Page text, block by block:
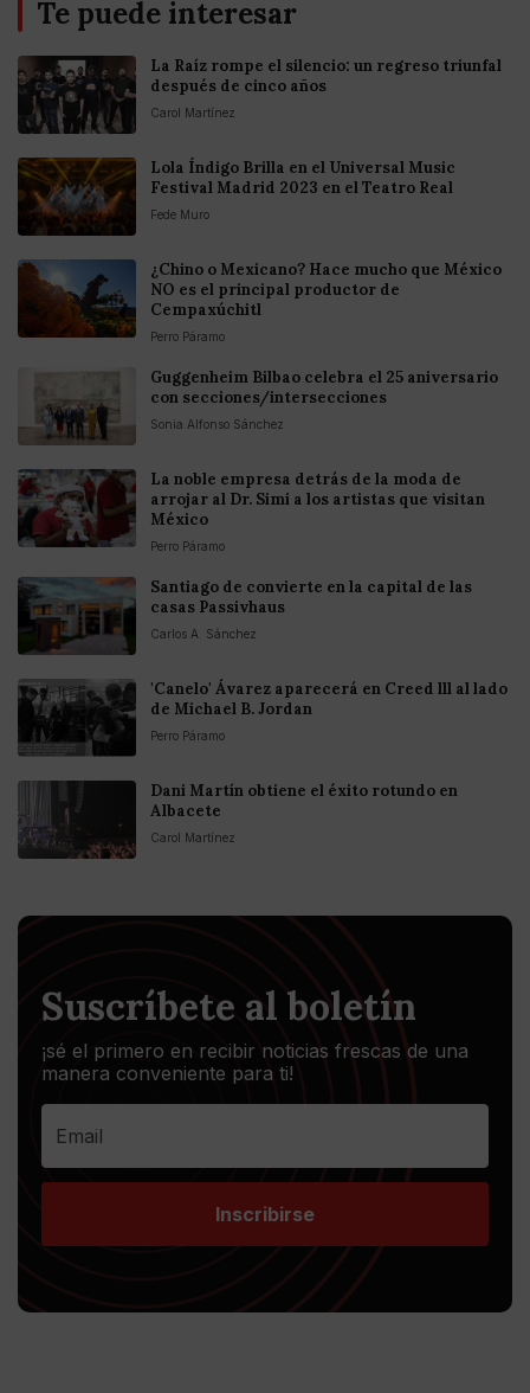
Te puede interesar
La Raíz rompe el silencio: un regreso triunfal
después de cinco años
Carol Martínez
Lola Índigo Brilla en el Universal Music
Festival Madrid 2023 en el Teatro Real
Fede Muro
¿Chino o Mexicano? Hace mucho que México
NO es el principal productor de
Cempaxúchitl
Perro Páramo
Guggenheim Bilbao celebra el 25 aniversario
con secciones/intersecciones
Sonia Alfonso Sánchez
La noble empresa detrás de la moda de
arrojar al Dr. Simi a los artistas que visitan
México
Perro Páramo
Santiago de convierte en la capital de las
casas Passivhaus
Carlos A. Sánchez
'Canelo' Ávarez aparecerá en Creed lll al lado
de Michael B. Jordan
Perro Páramo
Dani Martín obtiene el éxito rotundo en
Albacete
Carol Martínez
Suscríbete al boletín
¡sé el primero en recibir noticias frescas de una
manera conveniente para ti!
Inscribirse